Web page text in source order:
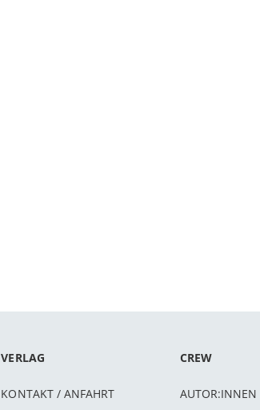
VERLAG
KONTAKT / ANFAHRT
CREW
AUTOR:INNEN